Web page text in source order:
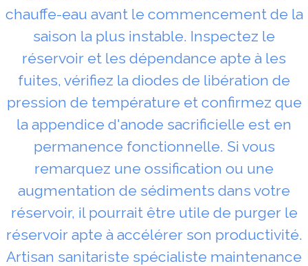
chauffe-eau avant le commencement de la
saison la plus instable. Inspectez le
réservoir et les dépendance apte à les
fuites, vérifiez la diodes de libération de
pression de température et confirmez que
la appendice d'anode sacrificielle est en
permanence fonctionnelle. Si vous
remarquez une ossification ou une
augmentation de sédiments dans votre
réservoir, il pourrait être utile de purger le
réservoir apte à accélérer son productivité.
Artisan sanitariste spécialiste maintenance